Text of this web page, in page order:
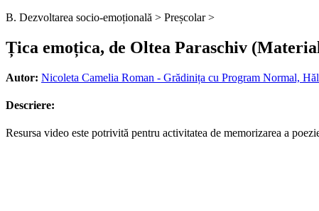
B. Dezvoltarea socio-emoțională > Preșcolar >
Țica emoțica, de Oltea Paraschiv
Autor: Nicoleta Camelia Roman - Grădinița cu Program Normal,
Descriere:
Resursa video este potrivită pentru activitatea de memorizarea a